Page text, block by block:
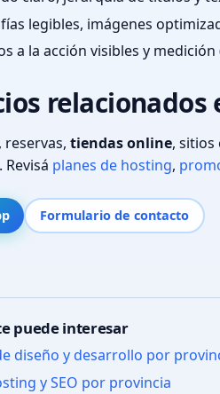
legibles, imágenes
a la acción visibles y
relacionados
reservas, tiendas online,
planes de hosting,
Formulario de contacto
puede interesar
diseño y desarrollo por
y SEO por provincia